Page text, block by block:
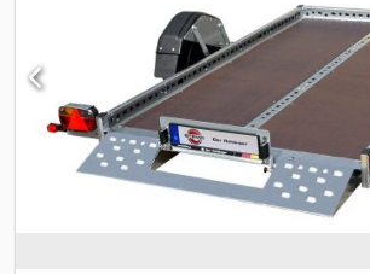
kosačice i manje mašine. Za obezbeđenje
trostrana perforirana ograda za vezivanje kao i
perforirana šina na podu. Spuštanje se vrši
hidraulike. Auto prikolica se odlikuje
visokom stabilnošću. U standardnoj opremi
prikolica ima trostranu perforiranu ogradu,
stranice, centralni profil za vezivanje u podu,
preklopni nosač registarske tablice, ručnu
zavareni ram od pocinkovanog čelika i V
motocikala, ceradu i ram, nastavak za bočne